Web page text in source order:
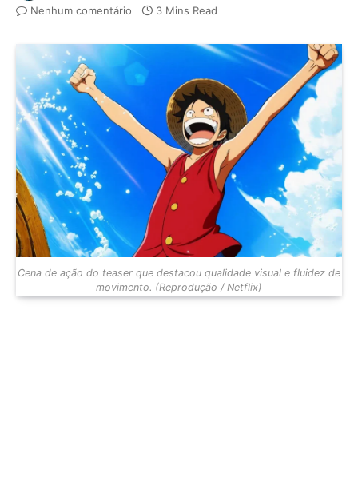
Nenhum comentário
3 Mins Read
Cena de ação do teaser que destacou qualidade visual e fluidez de
movimento. (Reprodução / Netflix)